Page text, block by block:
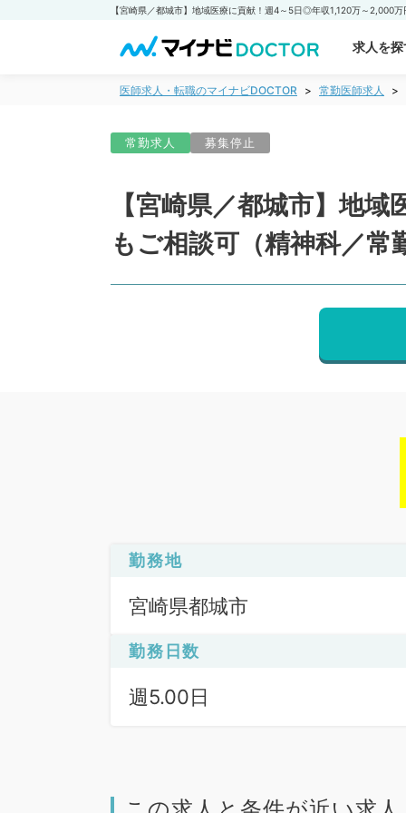
求人を探
医師求人・転職のマイナビDOCTOR 常勤医師求人
常勤求人 募集停止
【宮崎県／都城市】地
もご相談可（精神科／常
勤務地
宮崎県都城市
勤務日数
週5.00日